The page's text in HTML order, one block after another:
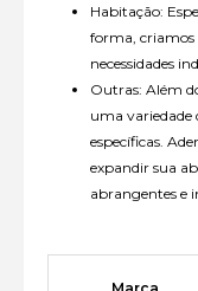
Habitação:
forma, criamos
necessidades
Outras: Além
uma variedade
específicas.
expandir sua
abrangentes e